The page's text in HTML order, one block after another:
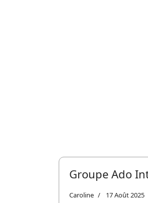
Groupe Ado
Caroline 17 Août 2025